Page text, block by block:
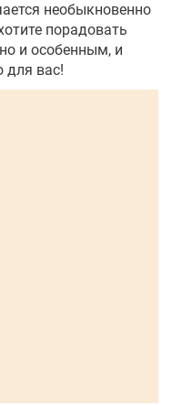
необыкновенно
порадовать
и особенным, и
для вас!